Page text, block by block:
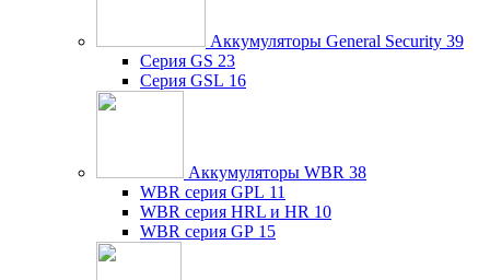
Аккумуляторы General Security 39
Серия GS 23
Серия GSL 16
Аккумуляторы WBR 38
WBR серия GPL 11
WBR серия HRL и HR 10
WBR серия GP 15